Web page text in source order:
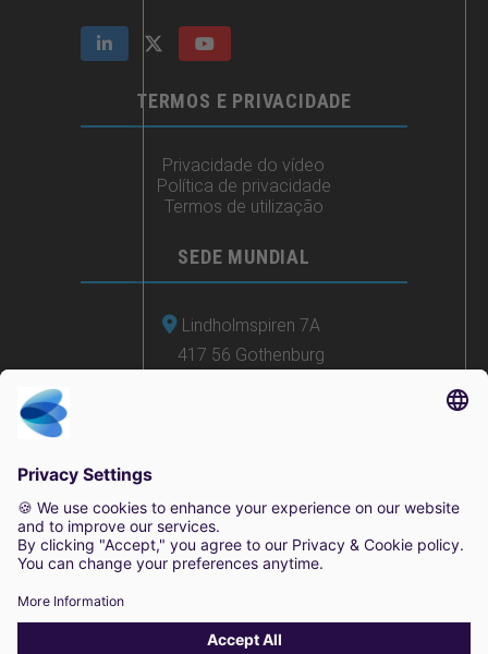
TERMOS E PRIVACIDADE
Privacidade do vídeo
Política de privacidade
Termos de utilização
SEDE MUNDIAL
Lindholmspiren 7A
417 56 Gothenburg
© 2025 Irisity AB. Todos os direitos reservados.